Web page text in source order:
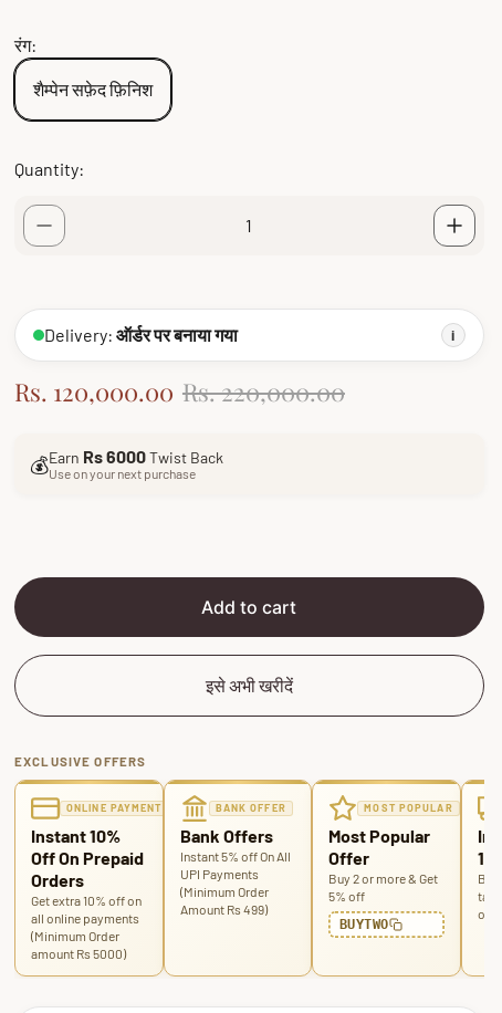
रंग:
शैम्पेन सफ़ेद फ़िनिश
Quantity:
Delivery: ऑर्डर पर बनाया गया i
S
c
e
Rs. 120,000.00 R
g
u
p
i
c
Rs. 220,000.00
💰Earn Rs 6000Twist Back
Use on your next purchase
Add to cart
इसे अभी खरीदें
EXCLUSIVE OFFERS
ONLINE PAYMENT
Instant 10%
Off On Prepaid
Orders
Get extra 10% off on
all online payments
(Minimum Order
amount Rs 5000)
BANK OFFER
Bank Offers
Instant 5% off On All
UPI Payments
(Minimum Order
Amount Rs 499)
MOST POPULAR
Most Popular
Offer
Buy 2 or more & Get
5% off
BUYTWO
Buy
off